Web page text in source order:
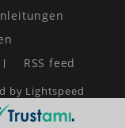
RSS feed
by Lightspeed